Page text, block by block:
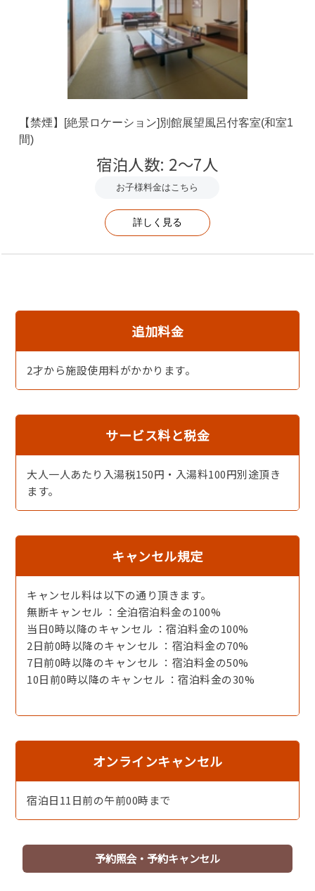
お食事処にて和食膳
丹後のコシヒカリを、ほかほかの炊き立て釜ご飯でご提供
しています。
地元の味噌を使用したアツアツお味噌汁も大好評♪
※テーブル席
お布団は、ご夕食時間内にお敷きしておりますが、ご希望
により事前に敷いておく事も可能でございます。ご希望さ
れる場合は備考欄にご記入いただくか、宿までご連絡くだ
アワビの踊り焼き（2名様盛り）※イメージ
芳醇なあじわいの和牛をお楽しみください。※イメージ
【禁煙】[絶景ロケーション]別館展望風呂付客室(和室1
間)
宿泊人数: 2～7人
お子様料金はこちら
詳しく見る
追加料金
2才から施設使用料がかかります。
サービス料と税金
大人一人あたり入湯税150円・入湯料100円別途頂き
ます。
キャンセル規定
キャンセル料は以下の通り頂きます。
無断キャンセル ：全泊宿泊料金の100%
当日0時以降のキャンセル ：宿泊料金の100%
2日前0時以降のキャンセル ：宿泊料金の70%
7日前0時以降のキャンセル ：宿泊料金の50%
10日前0時以降のキャンセル ：宿泊料金の30%
オンラインキャンセル
宿泊日11日前の午前00時まで
予約照会・予約キャンセル